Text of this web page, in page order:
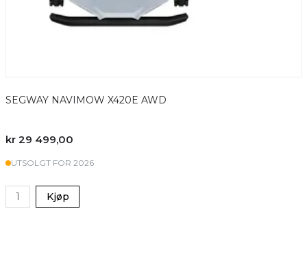
SEGWAY NAVIMOW X420E AWD
kr 29 499,00
UTSOLGT FOR 2026
Kjøp